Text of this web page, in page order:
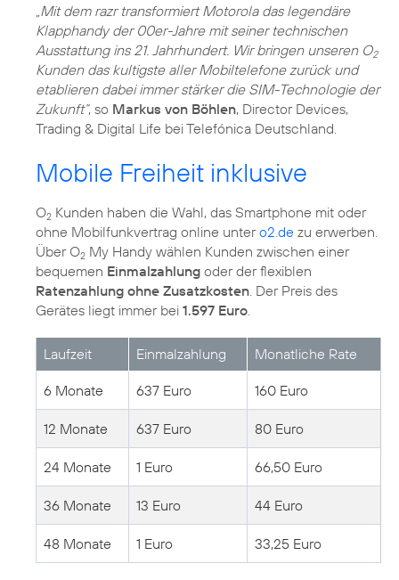
„Mit dem razr transformiert Motorola das legendäre
Klapphandy der 00er-Jahre mit seiner technischen
Ausstattung ins 21. Jahrhundert. Wir bringen unseren O2
Kunden das kultigste aller Mobiltelefone zurück und
etablieren dabei immer stärker die SIM-Technologie der
Zukunft“, so Markus von Böhlen, Director Devices,
Trading & Digital Life bei Telefónica Deutschland.
Mobile Freiheit inklusive
O2 Kunden haben die Wahl, das Smartphone mit oder
ohne Mobilfunkvertrag online untero2.de zu erwerben.
Über O2 My Handy wählen Kunden zwischen einer
bequemen Einmalzahlung oder der flexiblen
Ratenzahlung ohne Zusatzkosten . Der Preis des
Gerätes liegt immer bei 1.597 Euro
Laufzeit Einmalzahlung Monatliche Rate
6 Monate 637 Euro 160 Euro
12 Monate 637 Euro 80 Euro
24 Monate 1 Euro 66,50 Euro
36 Monate 13 Euro 44 Euro
48 Monate 1 Euro 33,25 Euro